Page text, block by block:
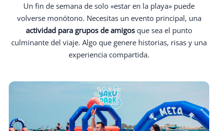
Un fin de semana de solo «estar en la playa» puede
volverse monótono. Necesitas un evento principal, una
actividad para grupos de amigos que sea el punto
culminante del viaje. Algo que genere historias, risas y una
experiencia compartida.